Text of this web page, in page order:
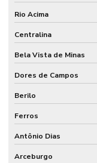
Rio Acima
Centralina
Bela Vista de Minas
Dores de Campos
Berilo
Ferros
Antônio Dias
Arceburgo